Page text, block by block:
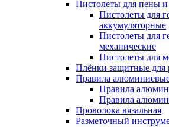
Пистолеты для пены и
Пистолеты для
аккумуляторные
Пистолеты для
механические
Пистолеты для
Плёнки защитные для
Правила
Правила
Правила
Проволока вязальная
Разметочный